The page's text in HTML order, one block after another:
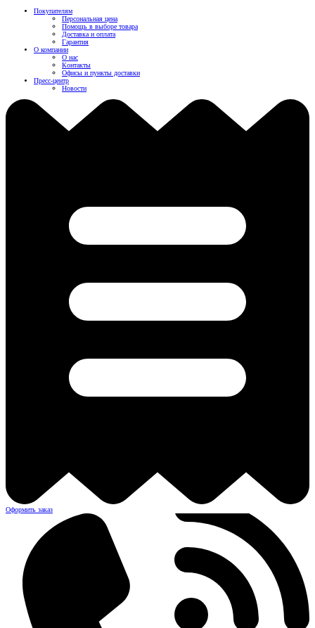
Покупателям
Персональная цена
Помощь в выборе товара
Доставка и оплата
Гарантия
О компании
О нас
Контакты
Офисы и пункты доставки
Пресс-центр
Новости
Оформить заказ